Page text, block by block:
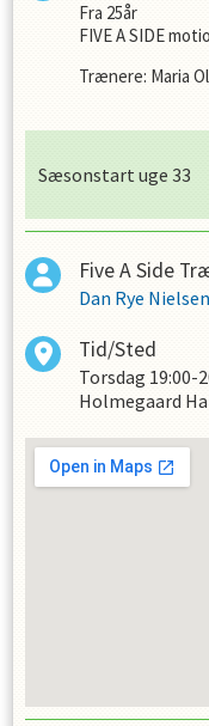
Fra 25år
FIVE A SIDE
Trænere: Maria
Sæsonstart uge 33
Five A Side
Dan Rye Nielsen
Tid/Sted
Torsdag 19:00-
Holmegaard